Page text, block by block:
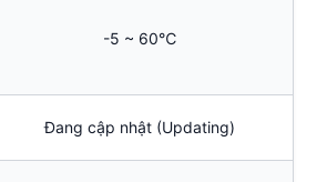
-5 ~ 60℃
Đang cập nhật (Updating)